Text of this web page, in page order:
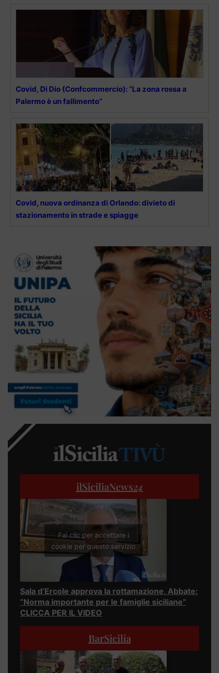
Covid, Di Dio (Confcommercio): “La zona rossa a
Palermo è un fallimento”
Covid, nuova ordinanza di Orlando: divieto di
stazionamento in strade e spiagge
ilSiciliaNews24
Fai clic per accettare i
cookie per questo servizio
Sala d’Ercole approva la rottamazione, Abbate:
“Norma importante per le famiglie siciliane”
CLICCA PER IL VIDEO
BarSicilia